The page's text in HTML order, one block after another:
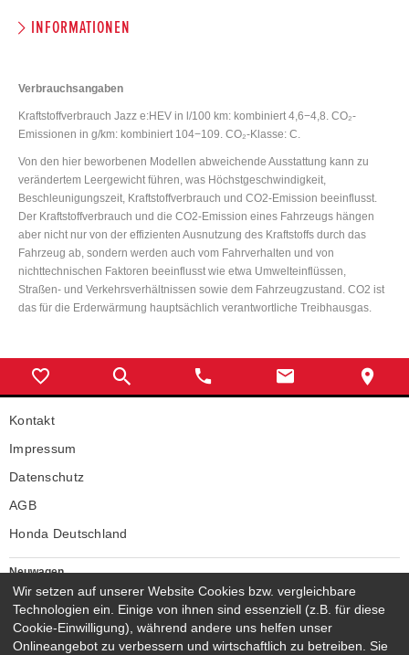
INFORMATIONEN
Verbrauchsangaben
Kraftstoffverbrauch Jazz e:HEV in l/100 km: kombiniert 4,6−4,8. CO₂-
Emissionen in g/km: kombiniert 104−109. CO₂-Klasse: C.
Von den hier beworbenen Modellen abweichende Ausstattung kann zu
verändertem Leergewicht führen, was Höchstgeschwindigkeit,
Beschleunigungszeit, Kraftstoffverbrauch und CO2-Emission beeinflusst.
Der Kraftstoffverbrauch und die CO2-Emission eines Fahrzeugs hängen
aber nicht nur von der effizienten Ausnutzung des Kraftstoffs durch das
Fahrzeug ab, sondern werden auch vom Fahrverhalten und von
nichttechnischen Faktoren beeinflusst wie etwa Umwelteinflüssen,
Straßen- und Verkehrsverhältnissen sowie dem Fahrzeugzustand. CO2 ist
das für die Erderwärmung hauptsächlich verantwortliche Treibhausgas.
Kontakt
Impressum
Datenschutz
AGB
Honda Deutschland
Neuwagen
Honda Neuwagen
Gebrauchtwagen
Honda Gebrauchtwagen
Wir setzen auf unserer Website Cookies bzw. vergleichbare
Technologien ein. Einige von ihnen sind essenziell (z.B. für diese
Cookie-Einwilligung), während andere uns helfen unser
Onlineangebot zu verbessern und wirtschaftlich zu betreiben. Sie